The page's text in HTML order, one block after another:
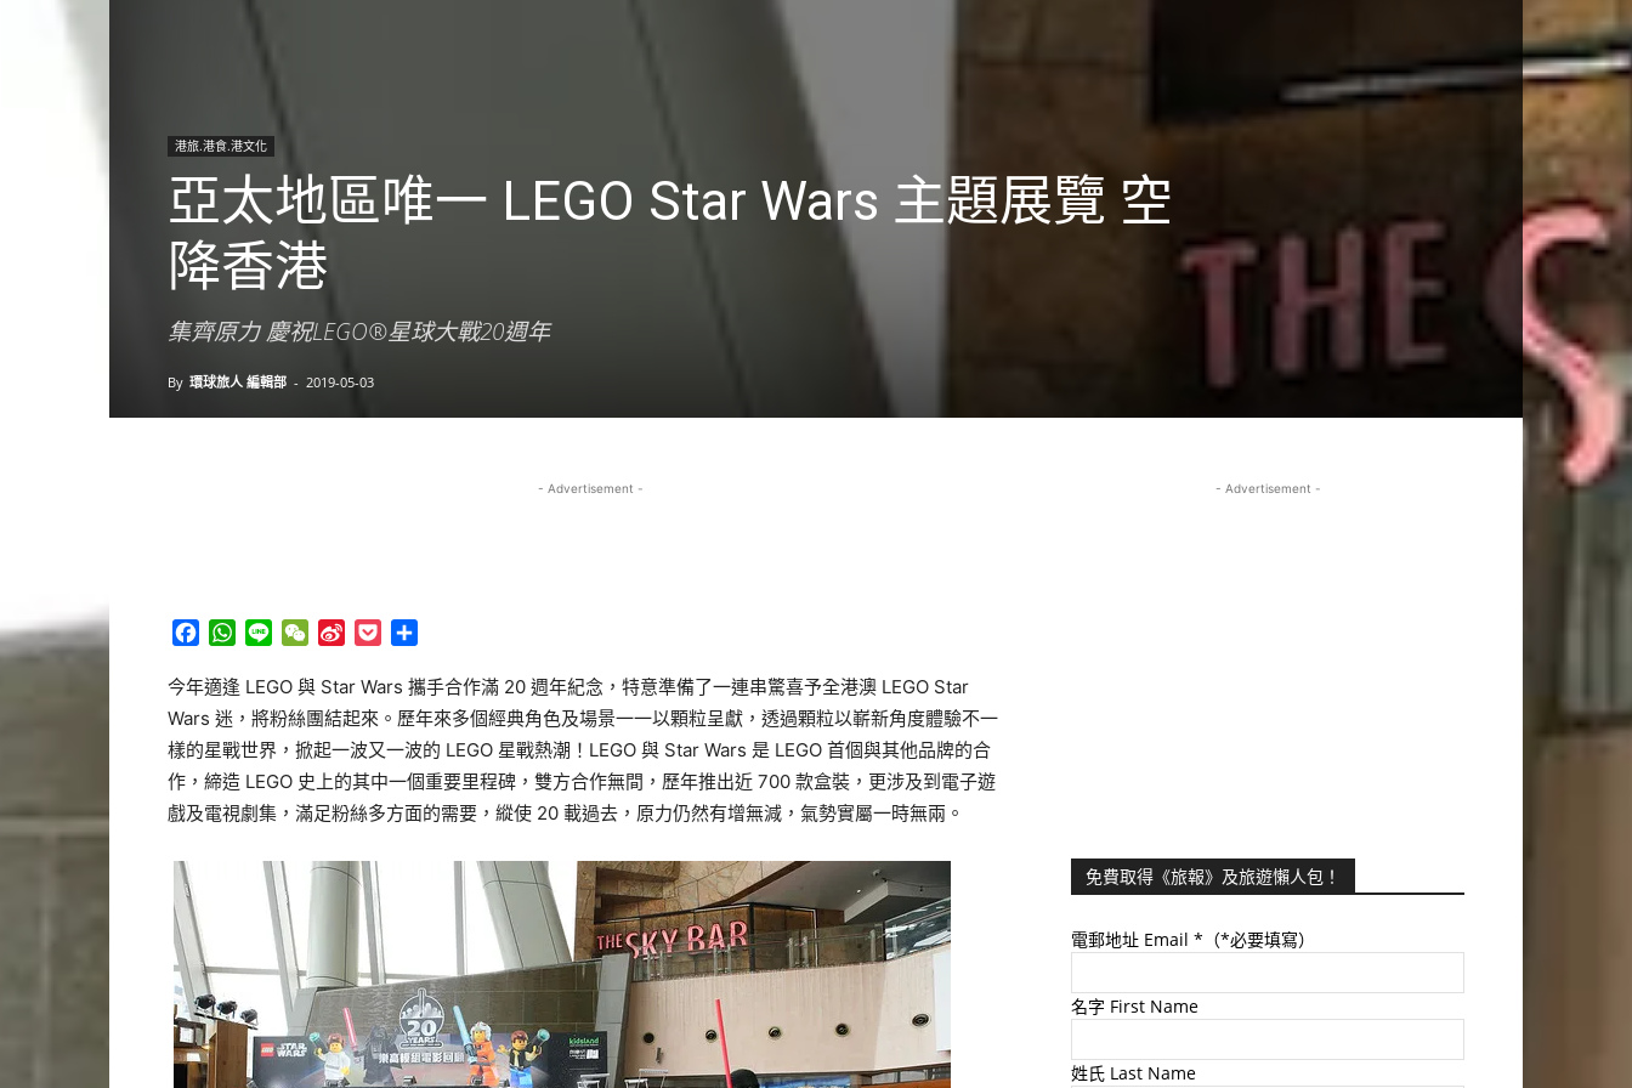
港旅.港食.港文化
亞太地區唯一 LEGO Star Wars 主題展覽 空
降香港
集齊原力 慶祝LEGO®星球大戰20週年
By 環球旅人 編輯部 - 2019-05-03
- Advertisement -
Facebook
WhatsApp
Line WeChat
Sina
Pocket
今年適逢 LEGO 與 Star Wars 攜手合作滿 20 週年紀念，特意準備了一連串驚喜予全港澳 LEGO Star
Wars 迷，將粉絲團結起來。歷年來多個經典角色及場景一一以顆粒呈獻，透過顆粒以嶄新角度體驗不一
樣的星戰世界，掀起一波又一波的 LEGO 星戰熱潮！LEGO 與 Star Wars 是 LEGO 首個與其他品牌的合
作，締造 LEGO 史上的其中一個重要里程碑，雙方合作無間，歷年推出近 700 款盒裝，更涉及到電子遊
戲及電視劇集，滿足粉絲多方面的需要，縱使 20 載過去，原力仍然有增無減，氣勢實屬一時無兩。
- Advertisement -
免費取得《旅報》及旅遊懶人包！
電郵地址 Email *（*必要填寫）
名字 First Name
姓氏 Last Name